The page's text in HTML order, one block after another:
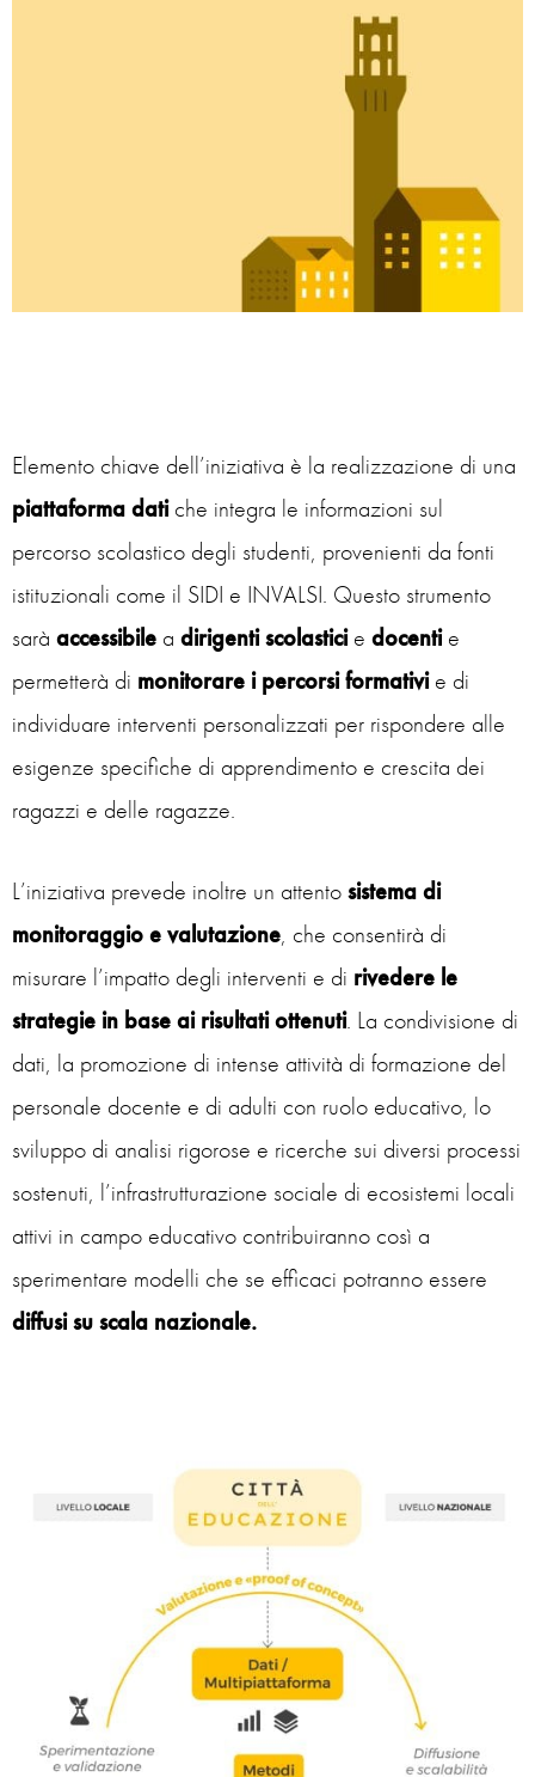
Elemento chiave dell’iniziativa è la realizzazione di una
piattaforma datiche integra le informazioni sul
percorso scolastico degli studenti, provenienti da fonti
istituzionali come il SIDI e INVALSI. Questo strumento
sarà accessibile a dirigentiscolasticie docentie
permetterà di monitorare i percorsi formativie di
individuare interventi personalizzati per rispondere alle
esigenze specifiche di apprendimento e crescita dei
ragazzi e delle ragazze.
L’iniziativa prevede inoltre un attentosistemadi
monitoraggio e valutazione, che consentirà di
misurare l’impatto degli interventi e di rivedere le
strategie in base ai risultati ottenuti. La condivisione di
dati, la promozione di intense attività di formazione del
personale docente e di adulti con ruolo educativo, lo
sviluppo di analisi rigorose e ricerche sui diversi processi
sostenuti, l’infrastrutturazione sociale di ecosistemi locali
attivi in campo educativo contribuiranno così a
sperimentare modelli che se efficaci potranno essere
diffusi su scala nazionale.